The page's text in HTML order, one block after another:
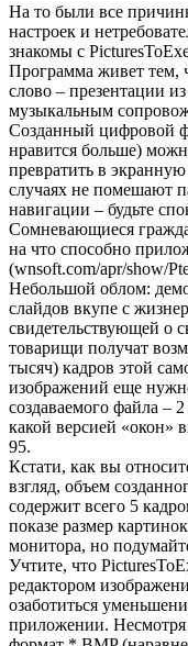
На то были все
настроек и
знакомы с
Программа живет тем,
слово – презентации
музыкальным
Созданный цифровой
нравится больше)
превратить в
случаях не помешают
навигации – будьте
Сомневающиеся
на что способно
(wnsoft.com/apr/show/
Небольшой облом:
слайдов вкупе с
свидетельствующей о
товарищи получат
тысяч) кадров этой
изображений еще
создаваемого файла –
какой версией «окон»
95.
Кстати, как вы
взгляд, объем
содержит всего 5
показе размер
монитора, но
Учтите, что
редактором
озаботиться
приложении. Несмотря